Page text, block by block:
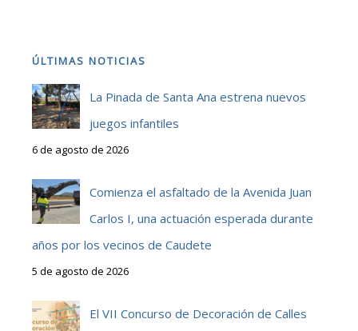
ÚLTIMAS NOTICIAS
La Pinada de Santa Ana estrena nuevos
juegos infantiles
6 de agosto de 2026
Comienza el asfaltado de la Avenida Juan
Carlos I, una actuación esperada durante
años por los vecinos de Caudete
5 de agosto de 2026
El VII Concurso de Decoración de Calles